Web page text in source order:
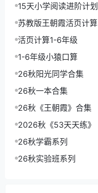
15天小学阅读进阶计划
苏教版王朝霞活页计算
活页计算1-6年级
1-6年级小猿口算
26秋阳光同学合集
26秋一本合集
26秋《王朝霞》合集
2026秋《53天天练》
26秋学霸系列
26秋实验班系列